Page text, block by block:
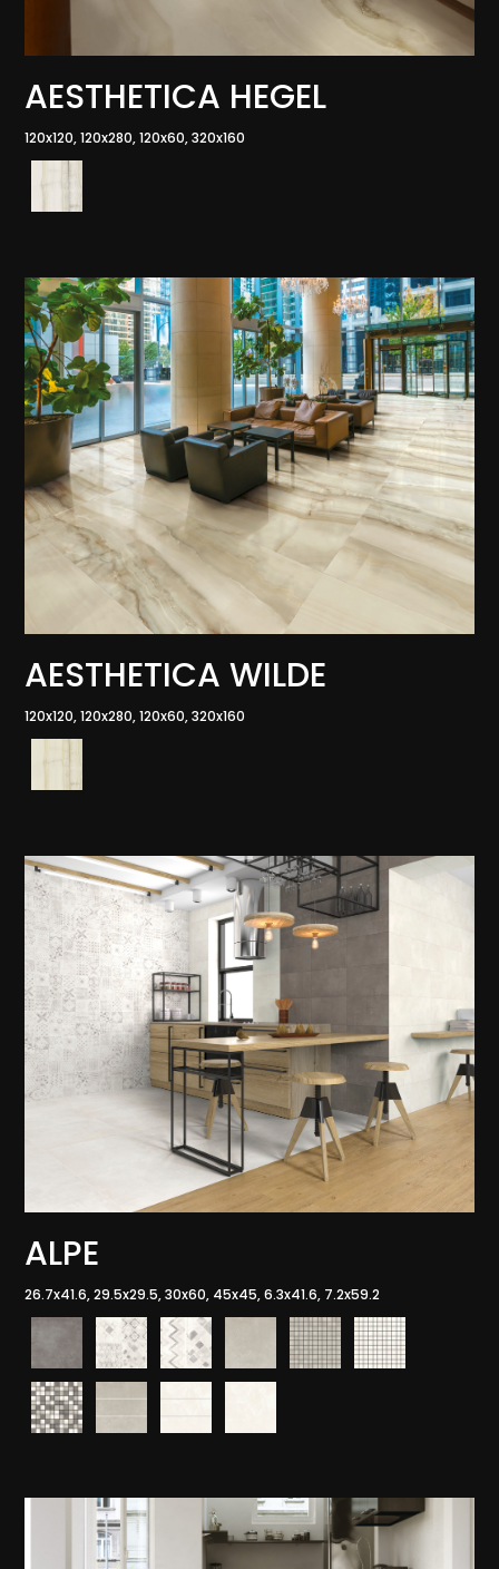
AESTHETICA HEGEL
120x120, 120x280, 120x60, 320x160
AESTHETICA WILDE
120x120, 120x280, 120x60, 320x160
ALPE
26.7x41.6, 29.5x29.5, 30x60, 45x45, 6.3x41.6, 7.2x59.2